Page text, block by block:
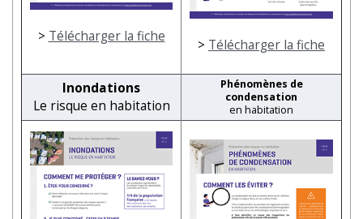
> Télécharger la fiche
> Télécharger la fiche
Inondations
Le risque en habitation
Phénomènes de
condensation
en habitation